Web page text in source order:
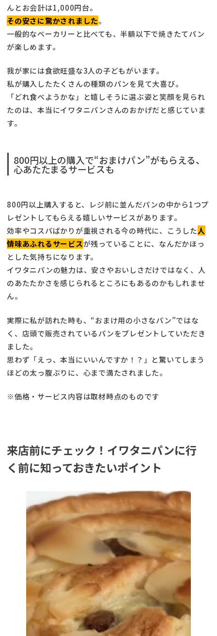
んとお会計は1,000円台。
その安さに驚かされました。
一般的なベーカリーと比べても、半額以下で焼きたてパン
が楽しめます。
我が家には食欲旺盛な3人の子どもがいます。
私が購入したたくさんの種類のパンを見て大喜び。
「どれ食べようかな」と嬉しそうに選ぶ姿と笑顔を見られ
たのは、本当にイワタニパンさんのおかげだと感じていま
す。
800円以上の購入で“おまけパン”がもらえる、
心あたたまるサービスも
800円以上購入すると、レジ前に並んだパンの中から1つプ
レゼントしてもらえる嬉しいサービスがあります。
効率やコスパばかりが重視される今の時代に、こうした人
情味あふれるサービスが残っていることに、なんだかほっ
とした気持ちになります。
イワタニパンの魅力は、安さやおいしさだけではなく、人
のあたたかさを感じられるところにもあるのかもしれませ
ん。
実際に私が訪れた時も、“おまけ用の小さなパン”ではな
く、店頭で販売されているパンをプレゼントしていただき
ました。
思わず「えっ、本当にいいんですか！？」と驚いてしまう
ほどの太っ腹ぶりに、心まで満たされました。
※価格・サービス内容は取材時点のものです
来店前にチェック！イワタニパンに行
く前に知っておきたいポイント